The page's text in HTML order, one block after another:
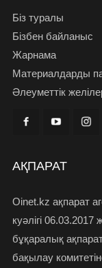
Біз туралы
Бізбен байланыс
Жарнама
Материалдарды
Әлеуметтік
АҚПАРАТ
Oinet.kz ақпарат
куәлігі
бұқаралық
бақылау